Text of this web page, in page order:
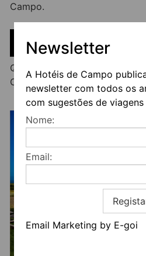
Newsletter
A Hotéis de Campo
newsletter com todos os
com sugestões de
Nome:
Email:
Email Marketing by E-goi
Campo.
PREÇOS
Quartos a partir de €100
Casas a partir de €185